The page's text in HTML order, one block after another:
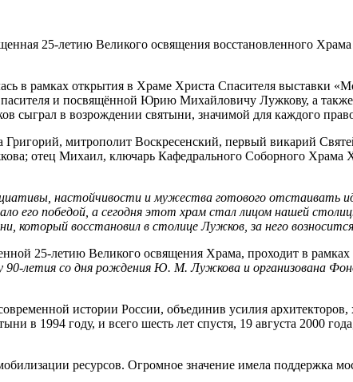
25-летию Великого освящения восстановленного
в рамках открытия в Храме Христа Спасителя выставки
и посвящённой Юрию Михайловичу Лужкову, а
в возрождении святыни, значимой для каждого
митрополит Воскресенский, первый викарий
отец Михаил, ключарь Кафедрального Соборного Храма
настойчивости и мужества готового отстаивать
его победой, а сегодня этот храм стал лицом нашей
восстановил в столице Лужков, за него
25-летию Великого освящения Храма, проходит в рамках
летия со дня рождения Ю. М. Лужкова и организована
истории России, объединив усилия
в 1994 году, и всего шесть лет спустя, 19 августа 2000
ресурсов. Огромное значение имела поддержка